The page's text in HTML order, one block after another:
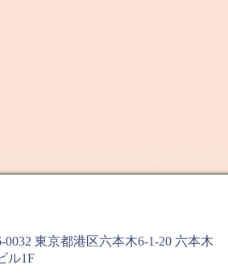
0032 東京都港区六本木6-1-20 六本木
ル1F